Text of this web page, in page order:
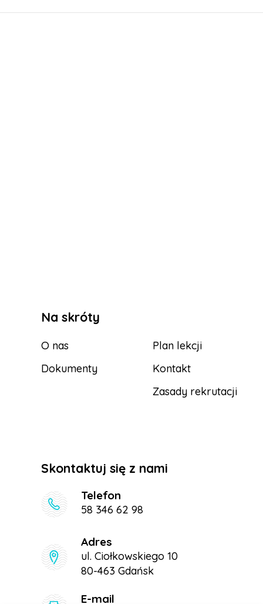
Na skróty
O nas
Plan lekcji
Dokumenty
Kontakt
Zasady rekrutacji
Skontaktuj się z nami
Telefon
58 346 62 98
Adres
ul. Ciołkowskiego 10
80-463 Gdańsk
E-mail